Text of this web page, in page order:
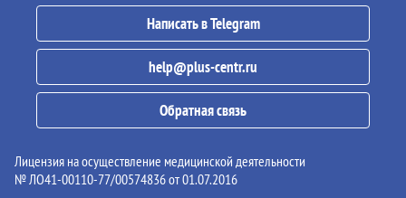
Написать в Telegram
help@plus-centr.ru
Обратная связь
Лицензия на осуществление медицинской деятельности
№ ЛО41-00110-77/00574836 от 01.07.2016